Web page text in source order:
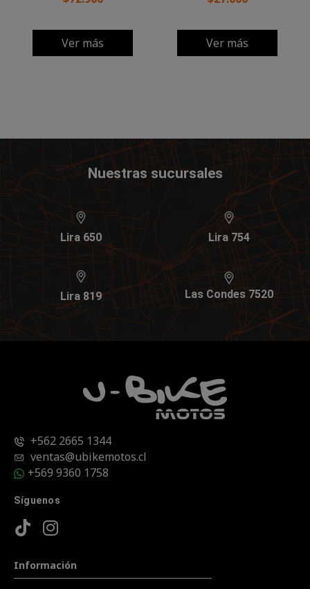
Ver más Ver más
Nuestras sucursales
Lira 650 Lira 754
Lira 819 Las Condes 7520
+562 2665 1344
ventas@ubikemotos.cl
+569 9360 1758
Síguenos
Información